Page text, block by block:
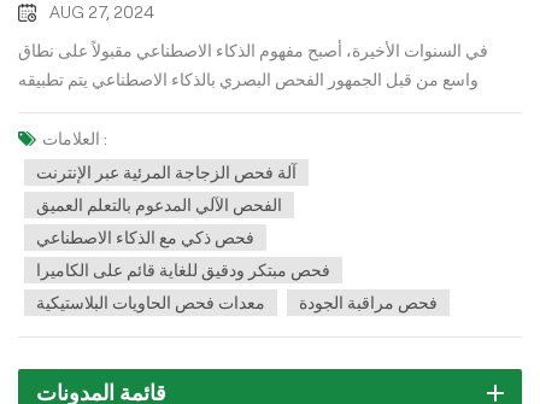
AUG 27, 2024
في السنوات الأخيرة، أصبح مفهوم الذكاء الاصطناعي مقبولاً على نطاق
واسع من قبل الجمهور الفحص البصري بالذكاء الاصطناعي يتم تطبيقه
تدريجياً في القطاع الصناعي للكشف عن عيوب مظهر المنتج. يمكن أن تؤثر
عيوب المظهر في المنتجات سلبًا على الجمال والراحة والأداء العام. ولهذا
تحرص شركات التصنيع على اكتشاف هذه العيوب بشكل سريع، مما يسمح
لها بمراقبة الجودة وتعزيز القيمة المضافة للمنتج.في حين يتم التأكيد غالبًا
على أهمية الخوارزميات في الفحص البصري باستخدام الذكاء الاصطناعي،
إلا أن مصدر الإضاءة يؤثر بشكل مباشر على جودة الصورة. يتمثل الدور
الأساسي للإضاءة في معدات الفحص البصري المدعومة بالذكاء الاصطناعي
في التغلب على التداخل الناتج عن الإضاءة المحيطة، مما يضمن استقرار
الصورة وتحقيق أعلى تباين ممكن. التصوير عالي التباين يجعل من السهل
اكتشاف عيوب المنتج.في كييالتكنولوجيا، لا تستخدم معدات التعرف على
الصور المزودة بتقنية الذكاء الاصطناعي الخاصة بنا فقط الخوارزميات
العلامات :
آلة فحص الزجاجة المرئية عبر الإنترنت
الفحص الآلي المدعوم بالتعلم العميق
فحص ذكي مع الذكاء الاصطناعي
فحص مبتكر ودقيق للغاية قائم على الكاميرا
معدات فحص الحاويات البلاستيكية
فحص مراقبة الجودة
قائمة المدونات